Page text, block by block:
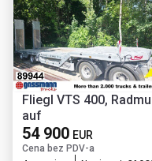
Fliegl VTS 400,
auf
54 900 EUR
Cena bez PDV-a